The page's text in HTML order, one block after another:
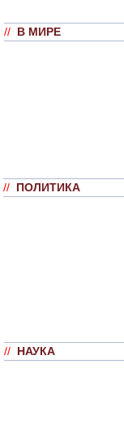
// В МИРЕ
// ПОЛИТИКА
// НАУКА